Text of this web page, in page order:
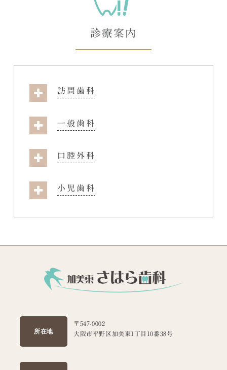
診療案内
訪問歯科
一般歯科
口腔外科
小児歯科
所在地
〒547-0002
大阪市平野区加美東1丁目10番38号